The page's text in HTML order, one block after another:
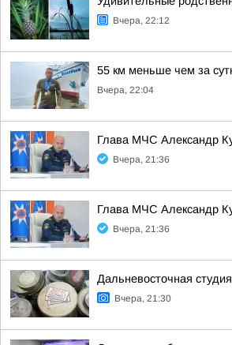
Вчера, 22:12
55 км меньше чем за
Вчера, 22:04
Глава МЧС Александр
Вчера, 21:36
Глава МЧС Александр
Вчера, 21:36
Дальневосточная
Вчера, 21:30